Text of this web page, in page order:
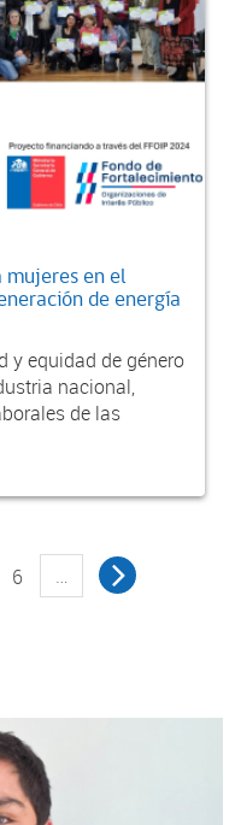
en el
de energía
y equidad de género
nacional,
de las
6 …